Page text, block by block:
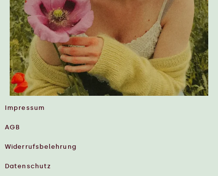
Impressum
AGB
Widerrufsbelehrung
Datenschutz